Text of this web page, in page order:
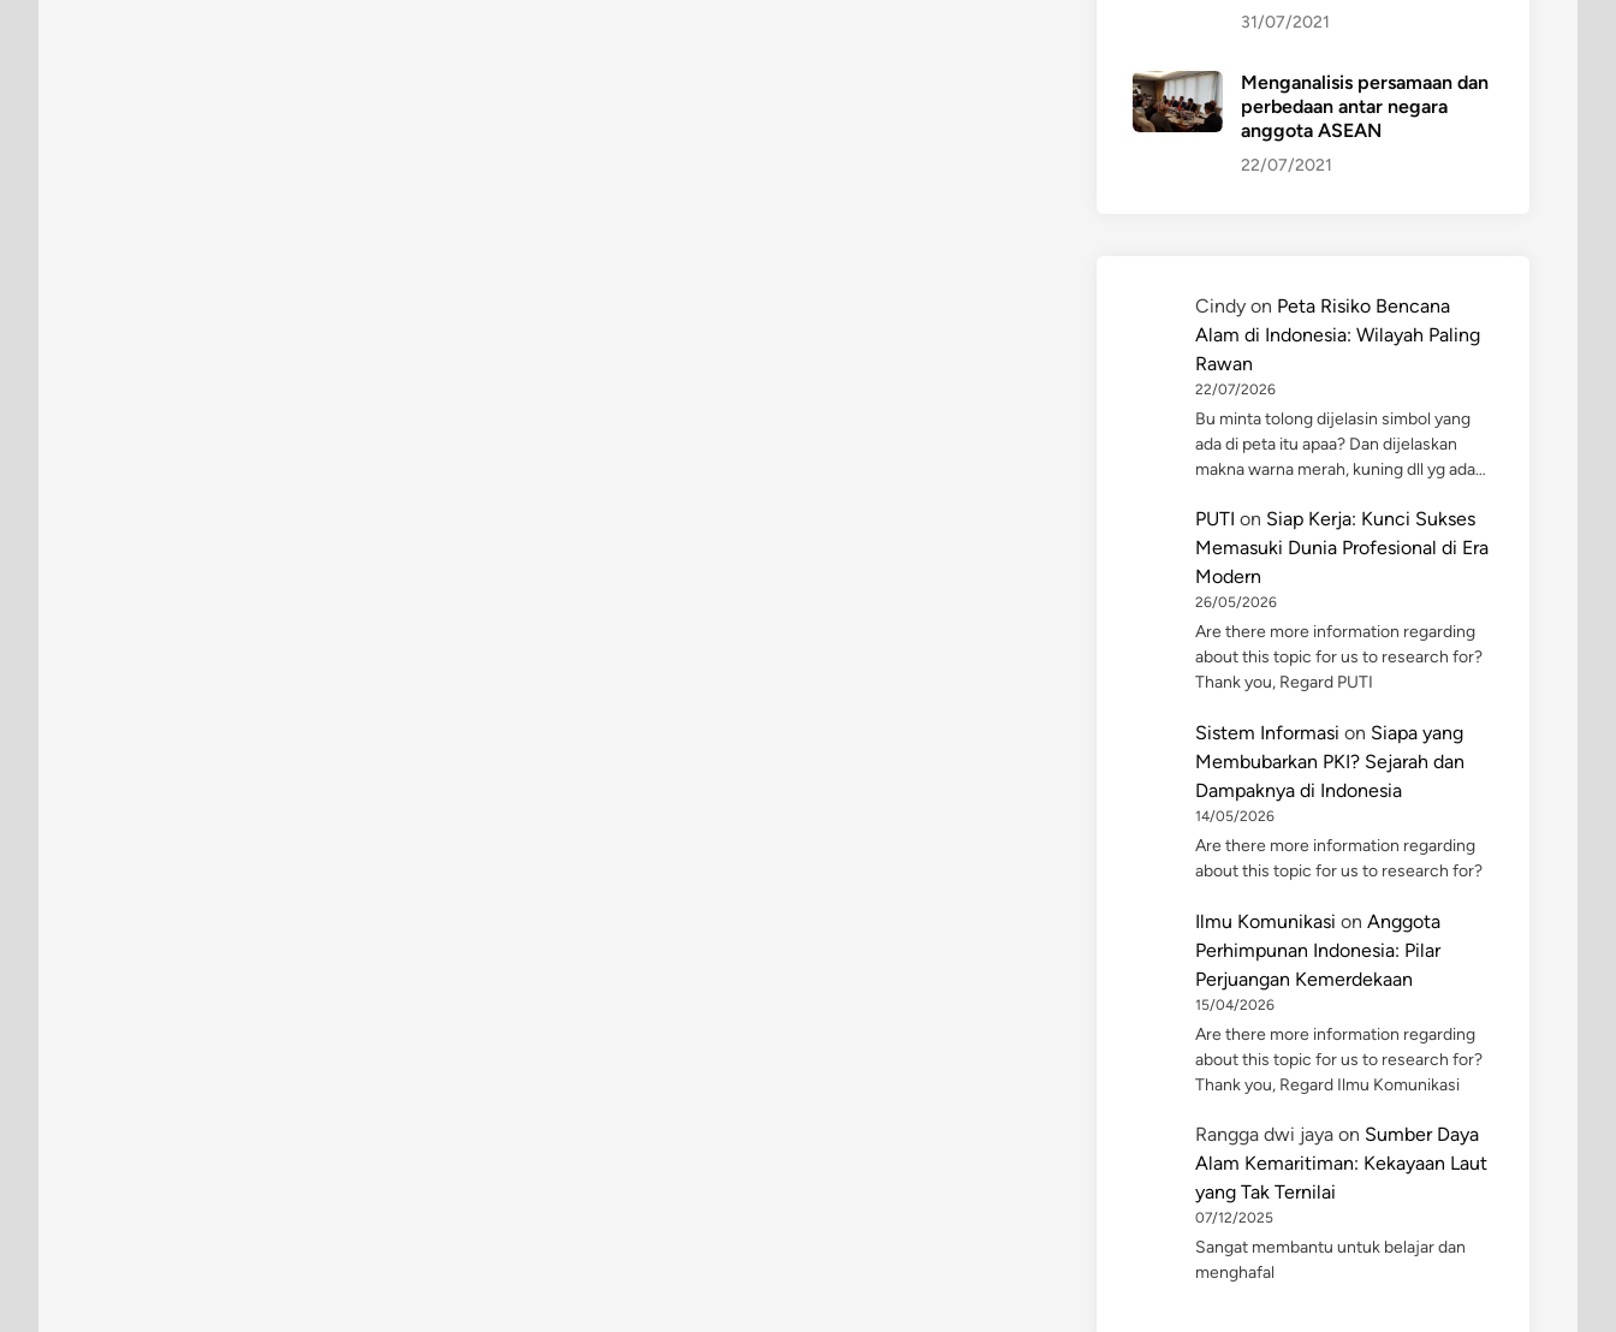
31/07/2021
Menganalisis persamaan dan
perbedaan antar negara
anggota ASEAN
22/07/2021
Cindy on Peta Risiko Bencana
Alam di Indonesia: Wilayah Paling
Rawan
22/07/2026
Bu minta tolong dijelasin simbol yang
ada di peta itu apaa? Dan dijelaskan
makna warna merah, kuning dll yg ada…
PUTI on Siap Kerja: Kunci Sukses
Memasuki Dunia Profesional di Era
Modern
26/05/2026
Are there more information regarding
about this topic for us to research for?
Thank you, Regard PUTI
Sistem Informasi on Siapa yang
Membubarkan PKI? Sejarah dan
Dampaknya di Indonesia
14/05/2026
Are there more information regarding
about this topic for us to research for?
Ilmu Komunikasi on Anggota
Perhimpunan Indonesia: Pilar
Perjuangan Kemerdekaan
15/04/2026
Are there more information regarding
about this topic for us to research for?
Thank you, Regard Ilmu Komunikasi
Rangga dwi jaya on Sumber Daya
Alam Kemaritiman: Kekayaan Laut
yang Tak Ternilai
07/12/2025
Sangat membantu untuk belajar dan
menghafal